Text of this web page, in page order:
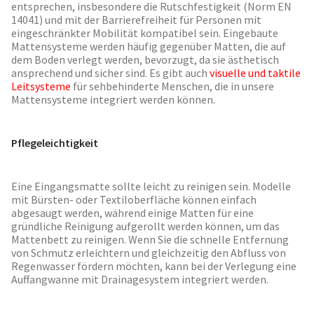
entsprechen, insbesondere die Rutschfestigkeit (Norm EN
14041) und mit der Barrierefreiheit für Personen mit
eingeschränkter Mobilität kompatibel sein. Eingebaute
Mattensysteme werden häufig gegenüber Matten, die auf
dem Boden verlegt werden, bevorzugt, da sie ästhetisch
ansprechend und sicher sind. Es gibt auch visuelle und taktile
Leitsysteme für sehbehinderte Menschen, die in unsere
Mattensysteme integriert werden können.
Pflegeleichtigkeit
Eine Eingangsmatte sollte leicht zu reinigen sein. Modelle
mit Bürsten- oder Textiloberfläche können einfach
abgesaugt werden, während einige Matten für eine
gründliche Reinigung aufgerollt werden können, um das
Mattenbett zu reinigen. Wenn Sie die schnelle Entfernung
von Schmutz erleichtern und gleichzeitig den Abfluss von
Regenwasser fördern möchten, kann bei der Verlegung eine
Auffangwanne mit Drainagesystem integriert werden.